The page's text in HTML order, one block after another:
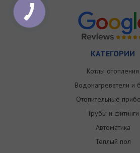
КАТЕГОРИИ
Котлы отопления
Водонагреватели и
Отопительные
Трубы и фитинги
Автоматика
Теплый пол